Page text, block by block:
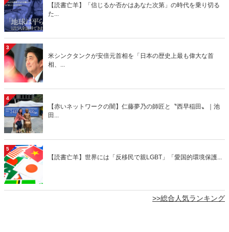
【読書亡羊】「信じるか否かはあなた次第」の時代を乗り切る
た...
3
米シンクタンクが安倍元首相を「日本の歴史上最も偉大な首
相、...
4
【赤いネットワークの闇】仁藤夢乃の師匠と〝西早稲田〟｜池
田...
5
【読書亡羊】世界には「反移民で親LGBT」「愛国的環境保護...
>>総合人気ランキング